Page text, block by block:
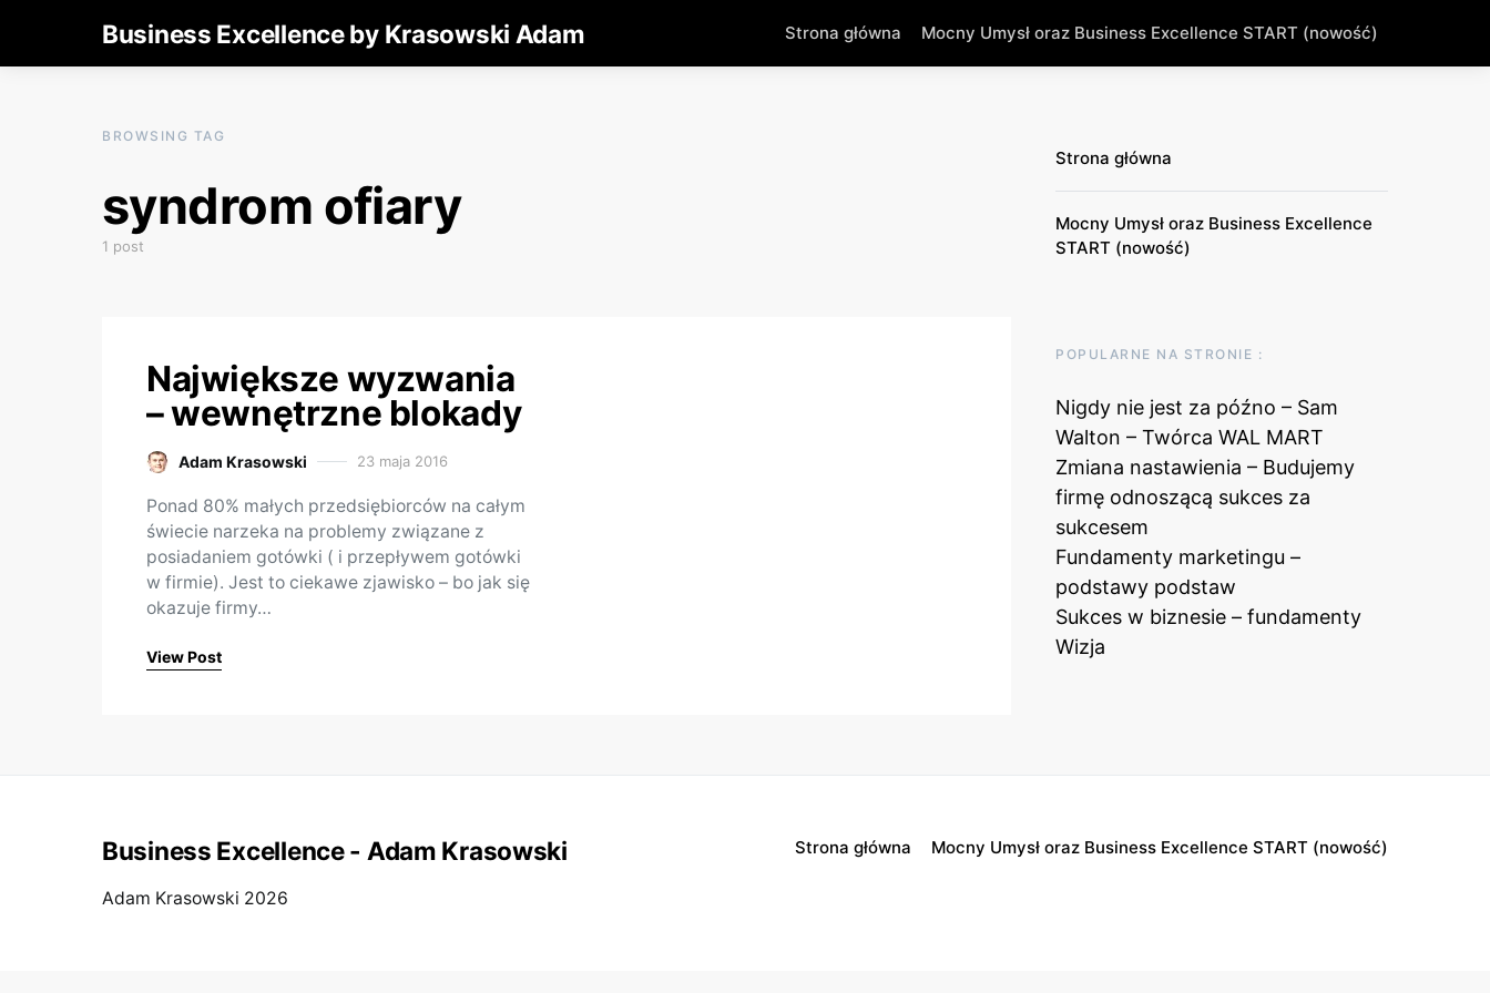
Business Excellence by Krasowski Adam Strona główna Mocny Umysł oraz Business Excellence START (nowość)
BROWSING TAG
syndrom ofiary
1 post
Największe wyzwania
– wewnętrzne blokady
Adam Krasowski Posted on
23 maja 2016
Ponad 80% małych przedsiębiorców na całym
świecie narzeka na problemy związane z
posiadaniem gotówki ( i przepływem gotówki
w firmie). Jest to ciekawe zjawisko – bo jak się
okazuje firmy…
View Post
Strona główna
Mocny Umysł oraz Business Excellence
START (nowość)
POPULARNE NA STRONIE :
Nigdy nie jest za późno – Sam
Walton – Twórca WAL MART
Zmiana nastawienia – Budujemy
firmę odnoszącą sukces za
sukcesem
Fundamenty marketingu –
podstawy podstaw
Sukces w biznesie – fundamenty
Wizja
Business Excellence - Adam Krasowski Strona główna Mocny Umysł oraz Business Excellence START (nowość)
Adam Krasowski 2026